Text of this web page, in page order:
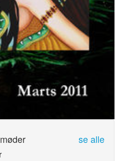
se alle